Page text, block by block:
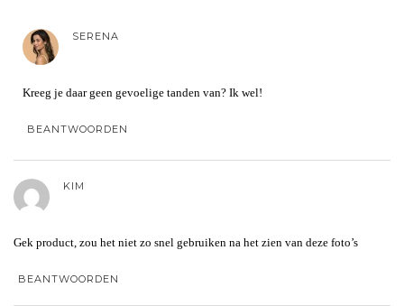
SERENA
Kreeg je daar geen gevoelige tanden van? Ik wel!
BEANTWOORDEN
KIM
Gek product, zou het niet zo snel gebruiken na het zien van deze foto’s
BEANTWOORDEN